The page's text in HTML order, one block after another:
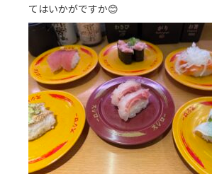
てはいかがですか😊